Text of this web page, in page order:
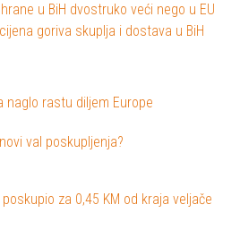
u BiH dvostruko veći nego u EU
goriva skuplja i dostava u BiH
naglo rastu diljem Europe
val poskupljenja?
poskupio za 0,45 KM od kraja veljače